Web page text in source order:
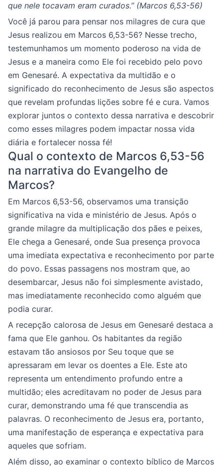
que nele tocavam eram curados.” (Marcos 6,53-56)
Você já parou para pensar nos milagres de cura que
Jesus realizou em Marcos 6,53-56? Nesse trecho,
testemunhamos um momento poderoso na vida de
Jesus e a maneira como Ele foi recebido pelo povo
em Genesaré. A expectativa da multidão e o
significado do reconhecimento de Jesus são aspectos
que revelam profundas lições sobre fé e cura. Vamos
explorar juntos o contexto dessa narrativa e descobrir
como esses milagres podem impactar nossa vida
diária e fortalecer nossa fé!
Qual o contexto de Marcos 6,53-56
na narrativa do Evangelho de
Marcos?
Em Marcos 6,53-56, observamos uma transição
significativa na vida e ministério de Jesus. Após o
grande milagre da multiplicação dos pães e peixes,
Ele chega a Genesaré, onde Sua presença provoca
uma imediata expectativa e reconhecimento por parte
do povo. Essas passagens nos mostram que, ao
desembarcar, Jesus não foi simplesmente avistado,
mas imediatamente reconhecido como alguém que
podia curar.
A recepção calorosa de Jesus em Genesaré destaca a
fama que Ele ganhou. Os habitantes da região
estavam tão ansiosos por Seu toque que se
apressaram em levar os doentes a Ele. Este ato
representa um entendimento profundo entre a
multidão; eles acreditavam no poder de Jesus para
curar, demonstrando uma fé que transcendia as
palavras. O reconhecimento de Jesus era, portanto,
uma manifestação de esperança e expectativa para
aqueles que sofriam.
Além disso, ao examinar o contexto bíblico de Marcos